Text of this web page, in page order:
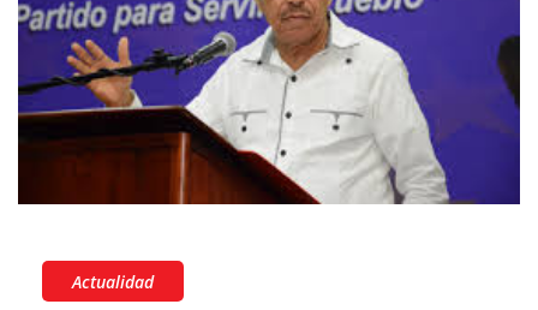
Actualidad